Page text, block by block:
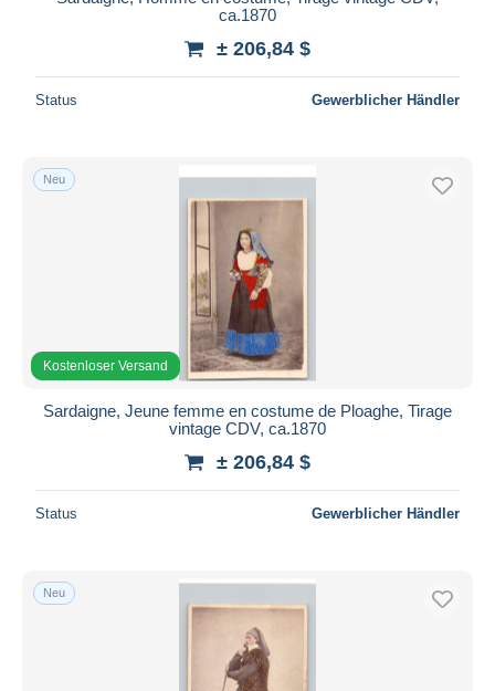
ca.1870
± 206,84 $
Status Gewerblicher Händler
Neu
Kostenloser Versand
Sardaigne, Jeune femme en costume de Ploaghe, Tirage
vintage CDV, ca.1870
± 206,84 $
Status Gewerblicher Händler
Neu